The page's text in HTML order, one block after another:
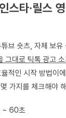
스타·릴스
브 숏츠, 자체 보유
그대로 틱톡 광고
적인 시작 방법이
가지를 체크해야
~ 60초